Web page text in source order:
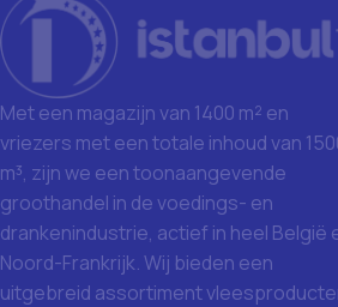
Met een magazijn van 1400 m² en
vriezers met een totale inhoud van
m³, zijn we een toonaangevende
groothandel in de voedings- en
drankenindustrie, actief in heel België
Noord-Frankrijk. Wij bieden een
uitgebreid assortiment